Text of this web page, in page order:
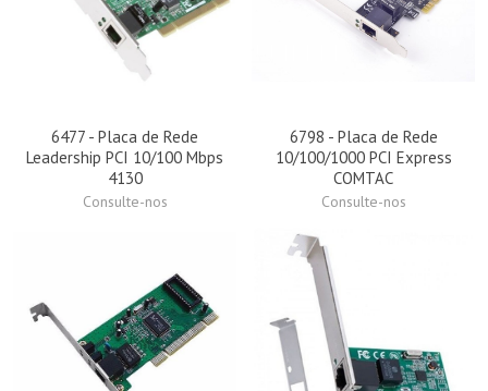
6477 - Placa de Rede
Leadership PCI 10/100 Mbps
4130
Consulte-nos
6798 - Placa de Rede
10/100/1000 PCI Express
COMTAC
Consulte-nos